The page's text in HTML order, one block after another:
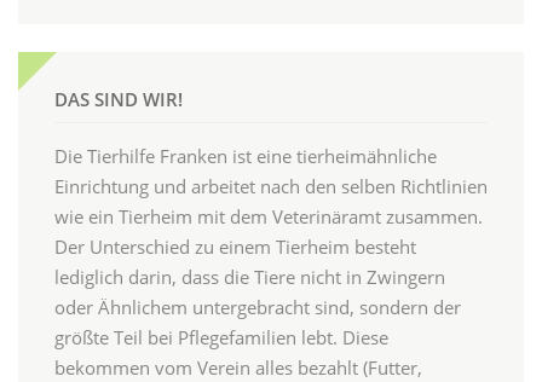
DAS SIND WIR!
Die Tierhilfe Franken ist eine tierheimähnliche
Einrichtung und arbeitet nach den selben Richtlinien
wie ein Tierheim mit dem Veterinäramt zusammen.
Der Unterschied zu einem Tierheim besteht
lediglich darin, dass die Tiere nicht in Zwingern
oder Ähnlichem untergebracht sind, sondern der
größte Teil bei Pflegefamilien lebt. Diese
bekommen vom Verein alles bezahlt (Futter,